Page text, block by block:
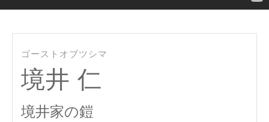
ゴーストオブツシマ
境井 仁
境井家の鎧